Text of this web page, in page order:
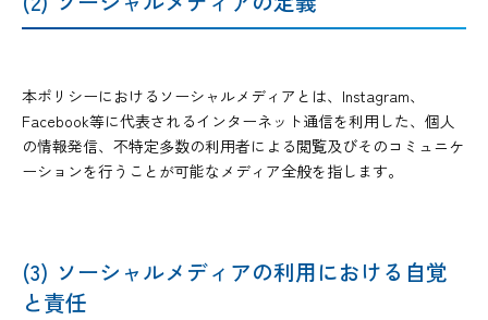
本ポリシーにおけるソーシャルメディアとは、Instagram、
Facebook等に代表されるインターネット通信を利用した、個人
の情報発信、不特定多数の利用者による閲覧及びそのコミュニケ
ーションを行うことが可能なメディア全般を指します。
(3) ソーシャルメディアの利用における自覚
と責任